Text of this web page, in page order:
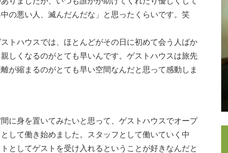
の悪い人、滅んだんだな」と思ったくらいです。笑
トハウスでは、ほとんどがその日に初めて会う人ばか
しくなるのがとても早いんです。ゲストハウスは旅先
が縮まるのがとても早い空間なんだと思って感動しま
に身を置いてみたいと思って、ゲストハウスでオープ
して働き始めました。スタッフとして働いていく中
としてゲストを受け入れるということが好きなんだと